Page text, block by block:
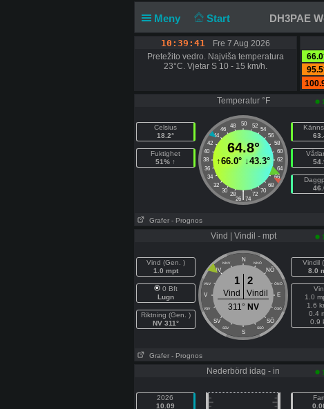
Meny Start DH3PAE
10:39:42
Fre 7 Aug 2026
Pretežito vedro. Najviša temperatura
23°C. Vjetar S 10 - 15 km/h.
Temperatur °F
Celsius
18.2°
Fuktighet
51% ↑
50
48 52
46
54
44
56
42
58
40
60
38
62
36
64
34
66
32
68
30
70
28 72
|
26 74
64.8°
↑66.0° ↓43.3°
Grafer - Prognos
Vind | Vindil - mpt
Vind (Gen. )
1.0 mpt
0 Bft
Lugn
Riktning (Gen. )
NV 311°
N
NNV NNÖ
NV NÖ
VNV ÖNÖ
V E
VSV ÖSÖ
SV SÖ
SSV SSÖ
S
1 2
Vind
Vindil
311° NV
Vindil
8.0
1.0
1.6
0.4
0.9
Grafer - Prognos
Nederbörd idag - in
2026
10.09